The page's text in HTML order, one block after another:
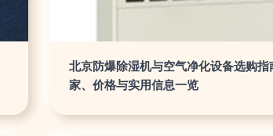
北京防爆除湿机与空气净化设备选购指
家、价格与实用信息一览